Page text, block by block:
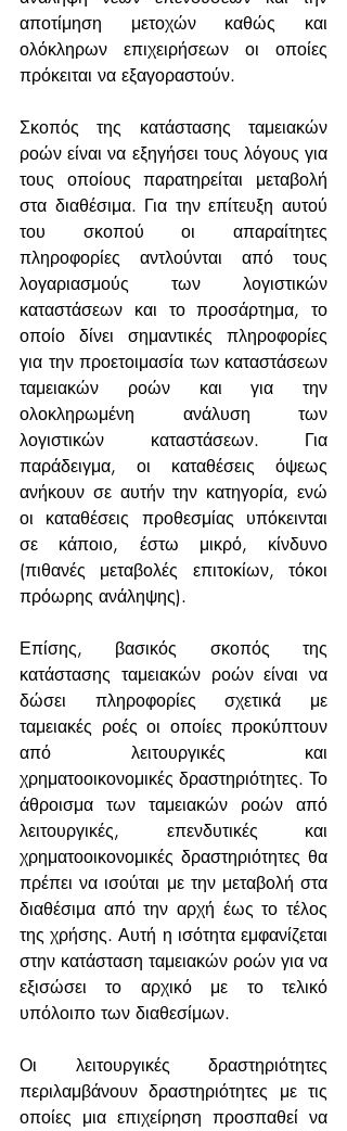
αποτίμηση μετοχών καθώς και
ολόκληρων επιχειρήσεων οι οποίες
πρόκειται να εξαγοραστούν.
Σκοπός της κατάστασης ταμειακών
ροών είναι να εξηγήσει τους λόγους για
τους οποίους παρατηρείται μεταβολή
στα διαθέσιμα. Για την επίτευξη αυτού
του σκοπού οι απαραίτητες
πληροφορίες αντλούνται από τους
λογαριασμούς των λογιστικών
καταστάσεων και το προσάρτημα, το
οποίο δίνει σημαντικές πληροφορίες
για την προετοιμασία των καταστάσεων
ταμειακών ροών και για την
ολοκληρωμένη ανάλυση των
λογιστικών καταστάσεων. Για
παράδειγμα, οι καταθέσεις όψεως
ανήκουν σε αυτήν την κατηγορία, ενώ
οι καταθέσεις προθεσμίας υπόκεινται
σε κάποιο, έστω μικρό, κίνδυνο
(πιθανές μεταβολές επιτοκίων, τόκοι
πρόωρης ανάληψης).
Επίσης, βασικός σκοπός της
κατάστασης ταμειακών ροών είναι να
δώσει πληροφορίες σχετικά με
ταμειακές ροές οι οποίες προκύπτουν
από λειτουργικές και
χρηματοοικονομικές δραστηριότητες. Το
άθροισμα των ταμειακών ροών από
λειτουργικές, επενδυτικές και
χρηματοοικονομικές δραστηριότητες θα
πρέπει να ισούται με την μεταβολή στα
διαθέσιμα από την αρχή έως το τέλος
της χρήσης. Αυτή η ισότητα εμφανίζεται
στην κατάσταση ταμειακών ροών για να
εξισώσει το αρχικό με το τελικό
υπόλοιπο των διαθεσίμων.
Οι λειτουργικές δραστηριότητες
περιλαμβάνουν δραστηριότητες με τις
οποίες μια επιχείρηση προσπαθεί να